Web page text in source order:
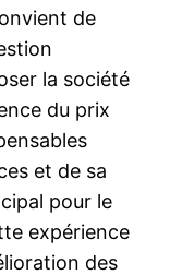
de
la société
du prix
et de sa
pour le
expérience
des